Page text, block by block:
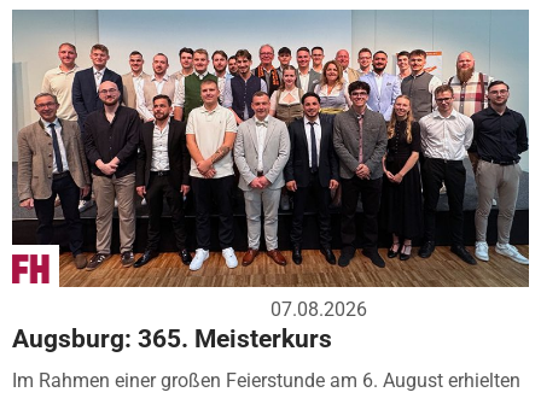
07.08.2026
Augsburg: 365. Meisterkurs
Im Rahmen einer großen Feierstunde am 6. August erhielten